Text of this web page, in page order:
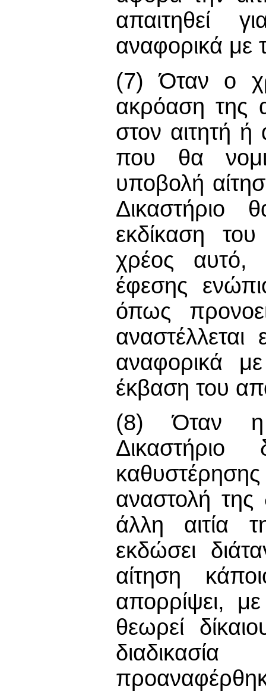
απαιτηθεί
αναφορικά με
(7) Όταν ο
ακρόαση της
στον αιτητή ή
που θα
υποβολή
Δικαστήριο
εκδίκαση
χρέος αυτό,
έφεσης
όπως
αναφορικά
έκβαση του
(8) Όταν η
αναστολή της
άλλη αιτία
εκδώσει
αίτηση
απορρίψει,
θεωρεί